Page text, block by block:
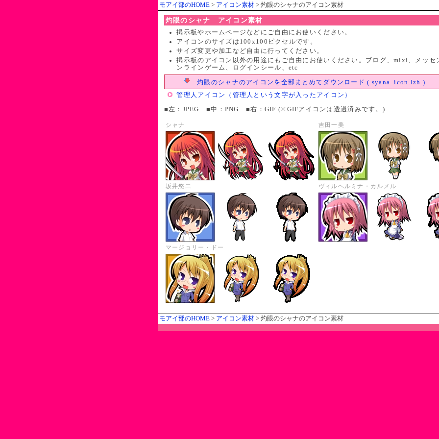
モアイ部のHOME > アイコン素材 > 灼眼のシャナのアイコン素材
灼眼のシャナ アイコン素材
掲示板やホームページなどにご自由にお使いください。
アイコンのサイズは100x100ピクセルです。
サイズ変更や加工など自由に行ってください。
掲示板のアイコン以外の用途にもご自由にお使いください。ブログ、mixi、メッセ
ンラインゲーム、ログインシール、etc
灼眼のシャナのアイコンを全部まとめてダウンロード ( syana_icon.lzh )
管理人アイコン（管理人という文字が入ったアイコン）
■左：JPEG ■中：PNG ■右：GIF (※GIFアイコンは透過済みです。)
シャナ 吉田一美
坂井悠二 ヴィルヘルミナ・カルメル
マージョリー・ドー
モアイ部のHOME > アイコン素材 > 灼眼のシャナのアイコン素材